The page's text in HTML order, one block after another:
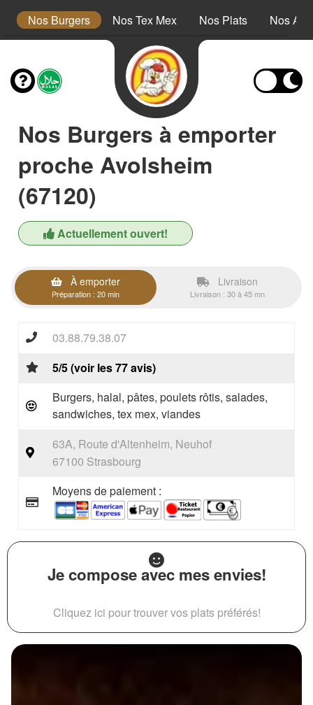
Nos Burgers Nos Tex Mex Nos Plats Nos
Nos Burgers à emporter
proche Avolsheim
(67120)
Actuellement ouvert!
À emporter
Préparation : 20 min
Livraison
Livraison : 30 à 45 mn
03.88.79.38.07
5/5 (voir les 77 avis)
Burgers, halal, pâtes, poulets rôtis, salades,
sandwiches, tex mex, viandes
63A, Route d'Altenheim, Neuhof
67100 Strasbourg
Moyens de paiement :
Je compose avec mes envies!
Cliquez ici pour trouver vos plats préférés!